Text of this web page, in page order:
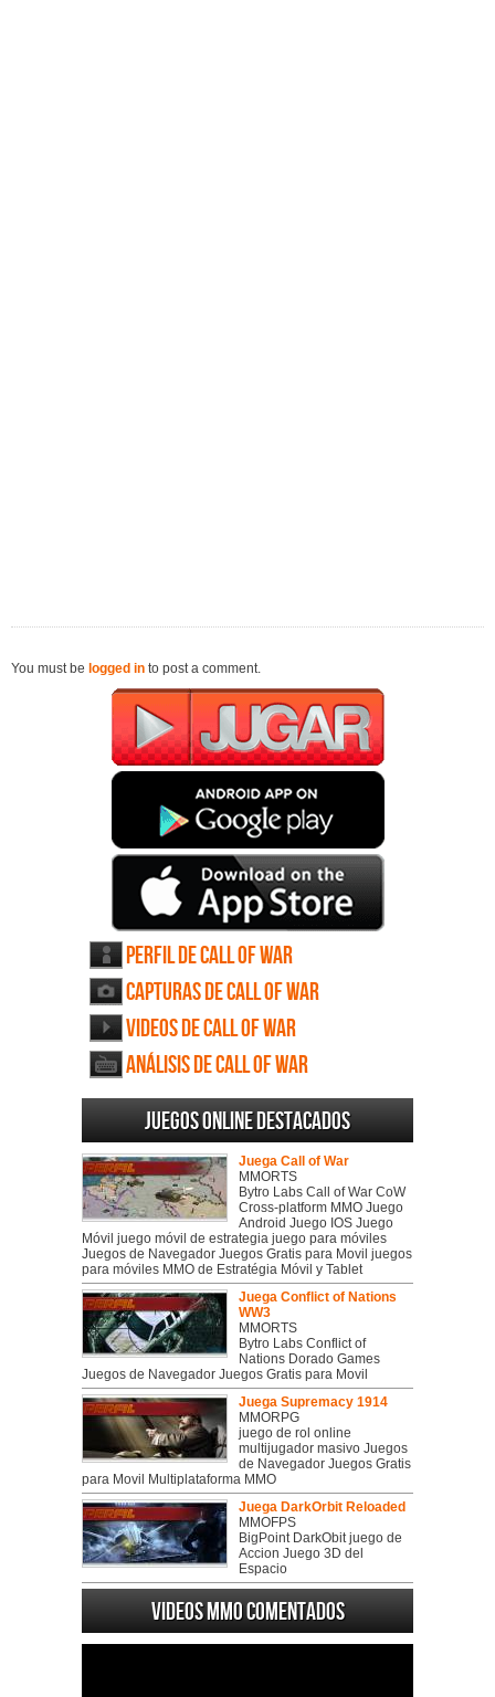
You must be logged in to post a comment.
Perfil de Call of War
Capturas de Call of War
Videos de Call of War
Análisis de Call of War
Juegos online destacados
Juega Call of War
MMORTS
Bytro Labs Call of War CoW
Cross-platform MMO Juego
Android Juego IOS Juego
Móvil juego móvil de estrategia juego para móviles
Juegos de Navegador Juegos Gratis para Movil juegos
para móviles MMO de Estratégia Móvil y Tablet
Juega Conflict of Nations
WW3
MMORTS
Bytro Labs Conflict of
Nations Dorado Games
Juegos de Navegador Juegos Gratis para Movil
Juega Supremacy 1914
MMORPG
juego de rol online
multijugador masivo Juegos
de Navegador Juegos Gratis
para Movil Multiplataforma MMO
Juega DarkOrbit Reloaded
MMOFPS
BigPoint DarkObit juego de
Accion Juego 3D del
Espacio
Videos MMO Comentados